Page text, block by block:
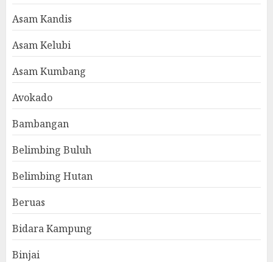
Asam Kandis
Asam Kelubi
Asam Kumbang
Avokado
Bambangan
Belimbing Buluh
Belimbing Hutan
Beruas
Bidara Kampung
Binjai